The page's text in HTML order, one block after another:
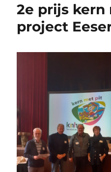
2e prijs
project